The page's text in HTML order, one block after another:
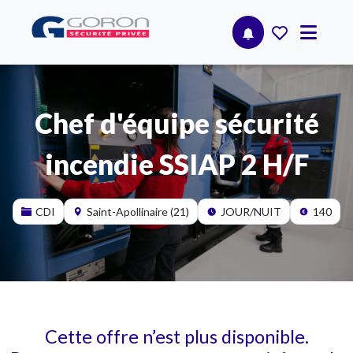
Chef d'équipe sécurité
incendie SSIAP 2 H/F
CDI Saint-Apollinaire (21) JOUR/NUIT 140
Cette offre n’est plus disponible.